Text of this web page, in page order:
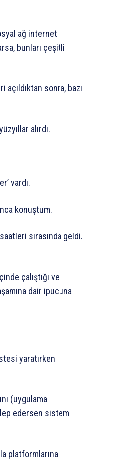
ağ internet
bunları çeşitli
sonra, bazı
alırdı.
vardı.
konuştum.
sırasında geldi.
çalıştığı ve
dair ipucuna
yaratırken
(uygulama
edersen sistem
platformlarına